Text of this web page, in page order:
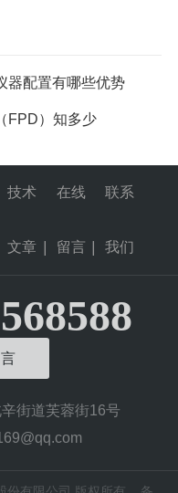
器配置有哪些优势
FPD）知多少
技术
文章
在线
留言
联系
我们
街道芙蓉街16号